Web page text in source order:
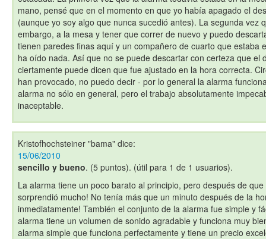
mano, pensé que en el momento en que yo había apagado el
(aunque yo soy algo que nunca sucedió antes). La segunda vez
embargo, a la mesa y tener que correr de nuevo y puedo
tienen paredes finas aquí y un compañero de cuarto que estaba
ha oído nada. Así que no se puede descartar con certeza que el
ciertamente puede dicen que fue ajustado en la hora correcta.
han provocado, no puedo decir - por lo general la alarma
alarma no sólo en general, pero el trabajo absolutamente
inaceptable.
Kristofhochsteiner "bama" dice:
15/06/2010
sencillo y bueno. (5 puntos). (útil para 1 de 1 usuarios).
La alarma tiene un poco barato al principio, pero después de
sorprendió mucho! No tenía más que un minuto después de la
inmediatamente! También el conjunto de la alarma fue simple y
alarma tiene un volumen de sonido agradable y funciona muy
alarma simple que funciona perfectamente y tiene un precio